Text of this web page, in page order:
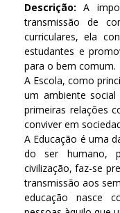
Descrição: A
transmissão de
curriculares, ela
estudantes e
para o bem comum.
A Escola, como
um ambiente
primeiras relações
conviver em
A Educação é uma
do ser humano,
civilização, faz-se
transmissão aos
educação nasce